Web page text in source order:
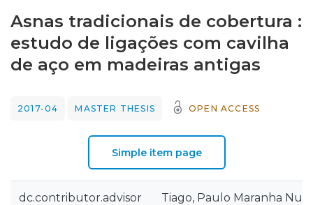
Statistics
Asnas tradicionais de cobertura :
estudo de ligações com cavilha
de aço em madeiras antigas
2017-04 MASTER THESIS OPEN ACCESS
Simple item page
dc.contributor.advisor Tiago, Paulo Maranha